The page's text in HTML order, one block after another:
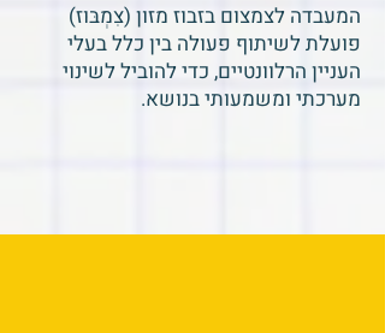
המעבדה לצמצום בזבוז מזון (צִמְבּוּז)
פועלת לשיתוף פעולה בין כלל בעלי
העניין הרלוונטיים, כדי להוביל לשינוי
מערכתי ומשמעותי בנושא.